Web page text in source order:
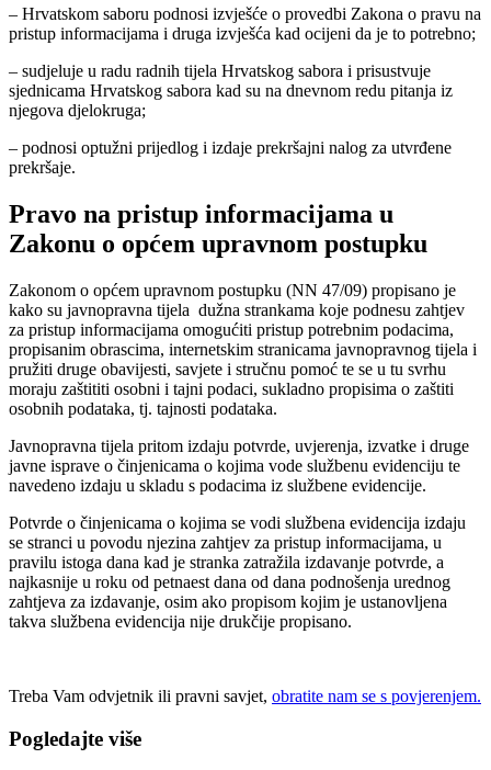
– Hrvatskom saboru podnosi izvješće o provedbi Zakona o pravu na
pristup informacijama i druga izvješća kad ocijeni da je to potrebno;
– sudjeluje u radu radnih tijela Hrvatskog sabora i prisustvuje
sjednicama Hrvatskog sabora kad su na dnevnom redu pitanja iz
njegova djelokruga;
– podnosi optužni prijedlog i izdaje prekršajni nalog za utvrđene
prekršaje.
Pravo na pristup informacijama u
Zakonu o općem upravnom postupku
Zakonom o općem upravnom postupku (NN 47/09) propisano je
kako su javnopravna tijela dužna strankama koje podnesu zahtjev
za pristup informacijama omogućiti pristup potrebnim podacima,
propisanim obrascima, internetskim stranicama javnopravnog tijela i
pružiti druge obavijesti, savjete i stručnu pomoć te se u tu svrhu
moraju zaštititi osobni i tajni podaci, sukladno propisima o zaštiti
osobnih podataka, tj. tajnosti podataka.
Javnopravna tijela pritom izdaju potvrde, uvjerenja, izvatke i druge
javne isprave o činjenicama o kojima vode službenu evidenciju te
navedeno izdaju u skladu s podacima iz službene evidencije.
Potvrde o činjenicama o kojima se vodi službena evidencija izdaju
se stranci u povodu njezina zahtjev za pristup informacijama, u
pravilu istoga dana kad je stranka zatražila izdavanje potvrde, a
najkasnije u roku od petnaest dana od dana podnošenja urednog
zahtjeva za izdavanje, osim ako propisom kojim je ustanovljena
takva službena evidencija nije drukčije propisano.
Treba Vam odvjetnik ili pravni savjet, obratite nam se s povjerenjem.
Pogledajte više